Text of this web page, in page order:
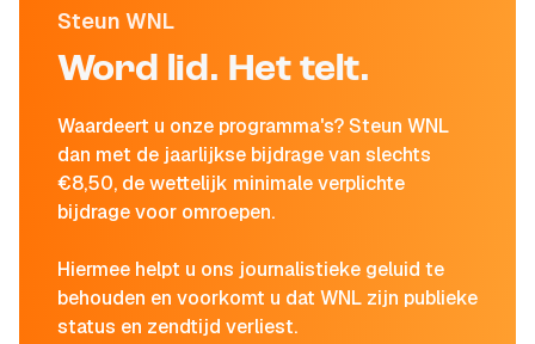
Steun WNL
Word lid. Het telt.
Waardeert u onze programma's? Steun WNL
dan met de jaarlijkse bijdrage van slechts
€8,50, de wettelijk minimale verplichte
bijdrage voor omroepen.
Hiermee helpt u ons journalistieke geluid te
behouden en voorkomt u dat WNL zijn publieke
status en zendtijd verliest.